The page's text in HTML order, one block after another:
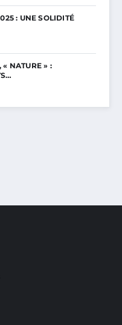
: UNE SOLIDITÉ
« NATURE » :